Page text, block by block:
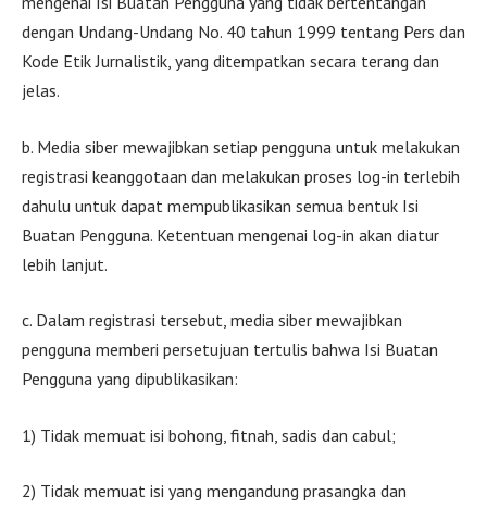
dengan Undang-Undang No. 40 tahun 1999 tentang Pers dan
Kode Etik Jurnalistik, yang ditempatkan secara terang dan
jelas.
b. Media siber mewajibkan setiap pengguna untuk melakukan
registrasi keanggotaan dan melakukan proses log-in terlebih
dahulu untuk dapat mempublikasikan semua bentuk Isi
Buatan Pengguna. Ketentuan mengenai log-in akan diatur
lebih lanjut.
c. Dalam registrasi tersebut, media siber mewajibkan
pengguna memberi persetujuan tertulis bahwa Isi Buatan
Pengguna yang dipublikasikan:
1) Tidak memuat isi bohong, fitnah, sadis dan cabul;
2) Tidak memuat isi yang mengandung prasangka dan